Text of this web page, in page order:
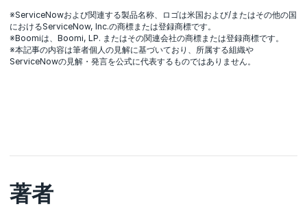
※ServiceNowおよび関連する製品名称、ロゴは米国および/またはその他の国
におけるServiceNow, Inc.の商標または登録商標です。
※Boomiは、Boomi, LP. またはその関連会社の商標または登録商標です。
※本記事の内容は筆者個人の見解に基づいており、所属する組織や
ServiceNowの見解・発言を公式に代表するものではありません。
著者